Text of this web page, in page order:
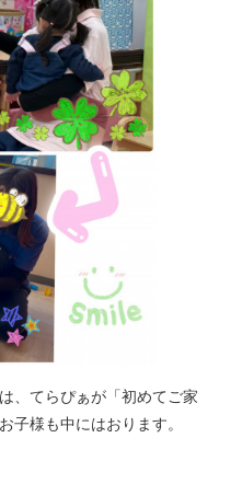
、てらぴぁが「初めてご家
子様も中にはおります。